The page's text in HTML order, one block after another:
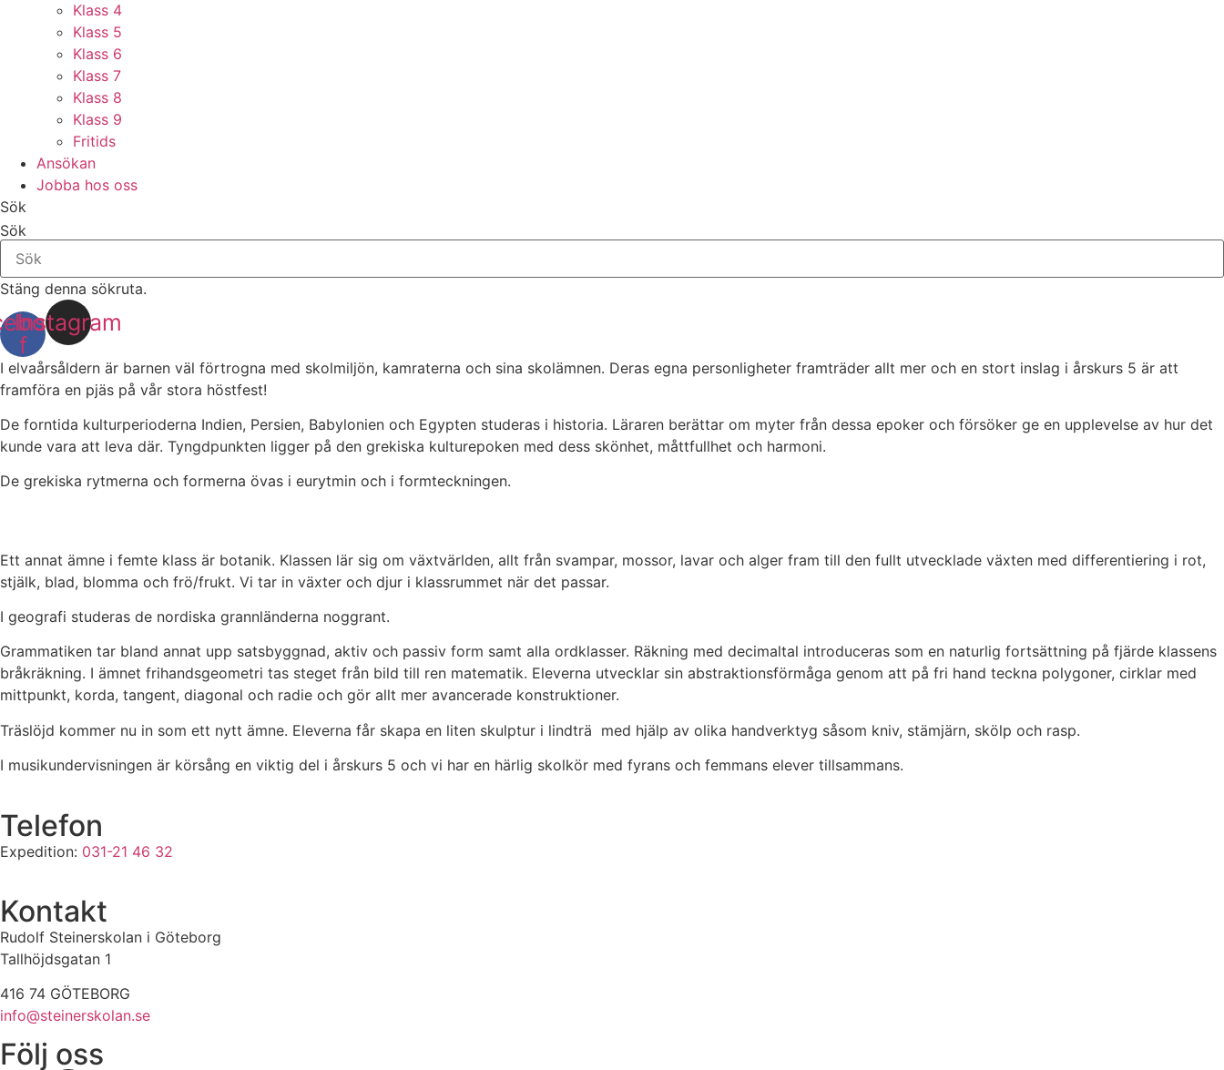
Klass 4
Klass 5
Klass 6
Klass 7
Klass 8
Klass 9
Fritids
Ansökan
Jobba hos oss
Sök
Sök
Stäng denna sökruta.
f
Instagram
I elvaårsåldern är barnen väl förtrogna med skolmiljön, kamraterna och sina skolämnen. Deras egna personligheter framträder allt mer och en stort inslag i årskurs 5 är att
framföra en pjäs på vår stora höstfest!
De forntida kulturperioderna Indien, Persien, Babylonien och Egypten studeras i historia. Läraren berättar om myter från dessa epoker och försöker ge en upplevelse av hur det
kunde vara att leva där. Tyngdpunkten ligger på den grekiska kulturepoken med dess skönhet, måttfullhet och harmoni.
De grekiska rytmerna och formerna övas i eurytmin och i formteckningen.
Ett annat ämne i femte klass är botanik. Klassen lär sig om växtvärlden, allt från svampar, mossor, lavar och alger fram till den fullt utvecklade växten med differentiering i rot,
stjälk, blad, blomma och frö/frukt. Vi tar in växter och djur i klassrummet när det passar.
I geografi studeras de nordiska grannländerna noggrant.
Grammatiken tar bland annat upp satsbyggnad, aktiv och passiv form samt alla ordklasser. Räkning med decimaltal introduceras som en naturlig fortsättning på fjärde klassens
bråkräkning. I ämnet frihandsgeometri tas steget från bild till ren matematik. Eleverna utvecklar sin abstraktionsförmåga genom att på fri hand teckna polygoner, cirklar med
mittpunkt, korda, tangent, diagonal och radie och gör allt mer avancerade konstruktioner.
Träslöjd kommer nu in som ett nytt ämne. Eleverna får skapa en liten skulptur i lindträ med hjälp av olika handverktyg såsom kniv, stämjärn, skölp och rasp.
I musikundervisningen är körsång en viktig del i årskurs 5 och vi har en härlig skolkör med fyrans och femmans elever tillsammans.
Telefon
Expedition: 031-21 46 32
Kontakt
Rudolf Steinerskolan i Göteborg
Tallhöjdsgatan 1
416 74 GÖTEBORG
info@steinerskolan.se
Följ oss